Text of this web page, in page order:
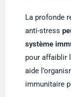
La profonde
anti-stress
système
pour affaiblir
aide
immunitaire